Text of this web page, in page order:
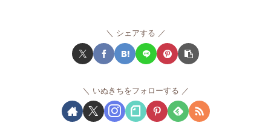
シェアする
いぬきちをフォローする